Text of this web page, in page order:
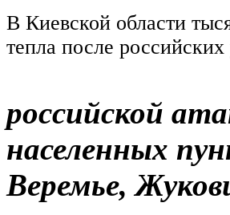
В Киевской области
тепла после российских
российской
населенных
Веремье,